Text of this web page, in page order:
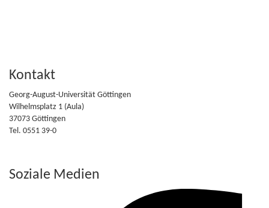
Kontakt
Georg-August-Universität Göttingen
Wilhelmsplatz 1 (Aula)
37073 Göttingen
Tel. 0551 39-0
Soziale Medien